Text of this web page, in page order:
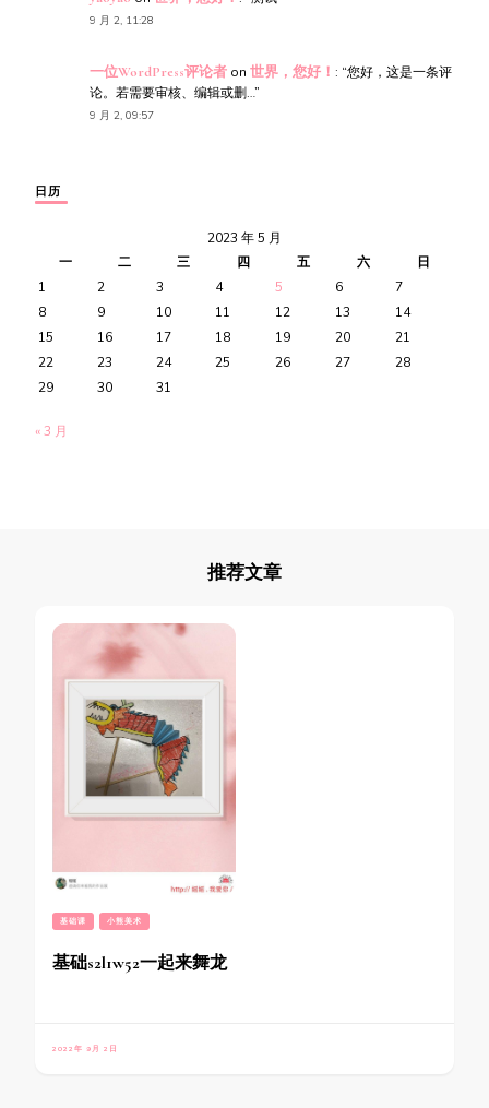
9 月 2, 11:28
一位WordPress评论者 on 世界，您好！ : “您好，这是一条评
论。若需要审核、编辑或删…”
9 月 2, 09:57
日历
2023 年 5 月
一
二 三 四 五 六
日
1
2 3 4 5 6
7
8
9 10 11 12 13
14
15
16 17 18 19 20
21
22
23 24 25 26 27
28
29
30 31
« 3 月
推荐文章
基础课 小熊美术
基础s2l1w52一起来舞龙
2022年 9月 2日